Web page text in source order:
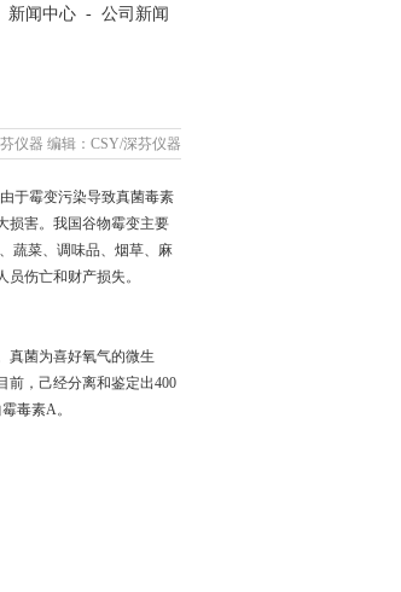
新闻中心 - 公司新闻
仪器 编辑：CSY/深芬仪器
于霉变污染导致真菌毒素
损害。我国谷物霉变主要
蔬菜、调味品、烟草、麻
伤亡和财产损失。
真菌为喜好氧气的微生
前，己经分离和鉴定出400
毒素A。